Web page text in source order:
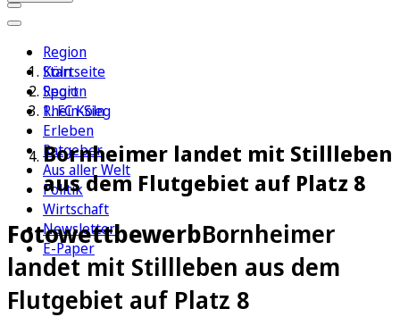
Region
Köln
Sport
1. FC Köln
Erleben
Ratgeber
Aus aller Welt
Politik
Wirtschaft
Newsletter
E-Paper
Startseite
Region
Rhein-Sieg
Bornheimer landet mit Stillleben
aus dem Flutgebiet auf Platz 8
FotowettbewerbBornheimer
landet mit Stillleben aus dem
Flutgebiet auf Platz 8